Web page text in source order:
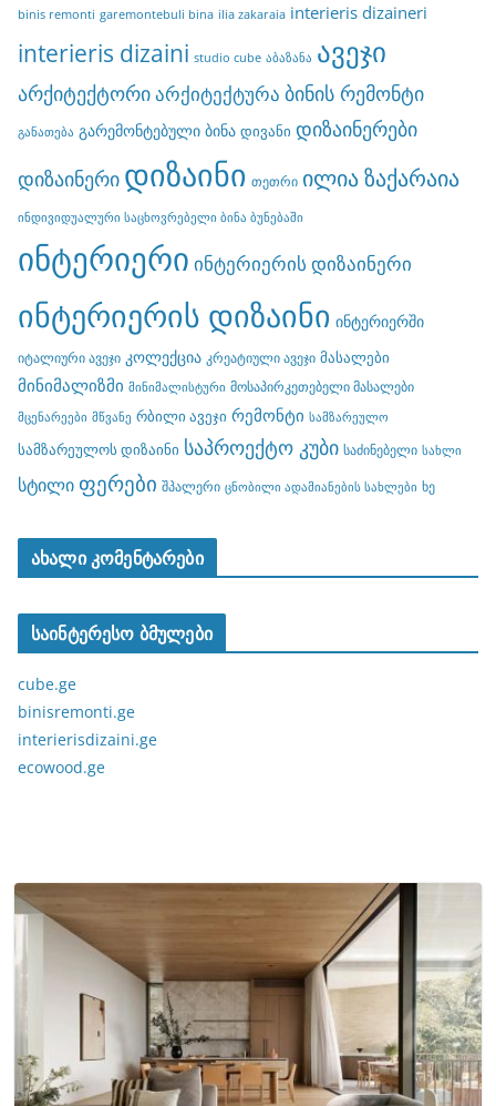
binis remonti garemontebuli bina ilia zakaraia interieris dizaineri
interieris dizaini studio cube აბაზანა ავეჯი
არქიტექტორიარქიტექტურა ბინის რემონტი
განათება გარემონტებული ბინა დივანი დიზაინერები
დიზაინერი დიზაინი თეთრი ილია ზაქარაია
ინდივიდუალური საცხოვრებელი ბინა ბუნებაში
ინტერიერი ინტერიერის დიზაინერი
ინტერიერის დიზაინი ინტერიერში
იტალიური ავეჯი კოლექცია კრეატიული ავეჯი მასალები
მინიმალიზმი მინიმალისტური მოსაპირკეთებელი მასალები
მცენარეები მწვანე რბილი ავეჯი რემონტი სამზარეულო
სამზარეულოს დიზაინი საპროექტო კუბი საძინებელი სახლი
სტილი ფერები შპალერი ცნობილი ადამიანების სახლები ხე
ახალი კომენტარები
საინტერესო ბმულები
cube.ge
binisremonti.ge
interierisdizaini.ge
ecowood.ge